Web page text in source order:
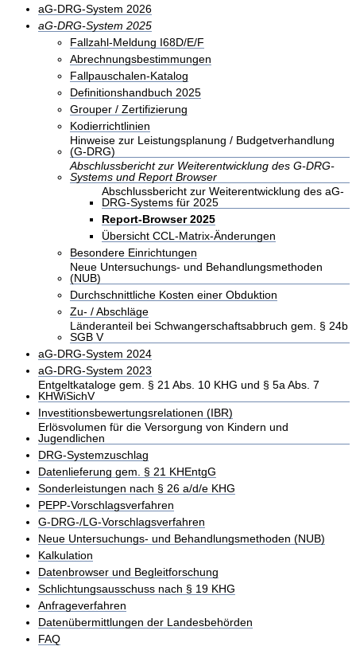
aG-DRG-System 2026
aG-DRG-System 2025
Fallzahl-Meldung I68D/E/F
Abrechnungsbestimmungen
Fallpauschalen-Katalog
Definitionshandbuch 2025
Grouper / Zertifizierung
Kodierrichtlinien
Hinweise zur Leistungsplanung / Budgetverhandlung
(G-DRG)
Abschlussbericht zur Weiterentwicklung des G-DRG-
Systems und Report Browser
Abschlussbericht zur Weiterentwicklung des aG-
DRG-Systems für 2025
Report-Browser 2025
Übersicht CCL-Matrix-Änderungen
Besondere Einrichtungen
Neue Untersuchungs- und Behandlungsmethoden
(NUB)
Durchschnittliche Kosten einer Obduktion
Zu- / Abschläge
Länderanteil bei Schwangerschaftsabbruch gem. § 24b
SGB V
aG-DRG-System 2024
aG-DRG-System 2023
Entgeltkataloge gem. § 21 Abs. 10 KHG und § 5a Abs. 7
KHWiSichV
Investitionsbewertungsrelationen (IBR)
Erlösvolumen für die Versorgung von Kindern und
Jugendlichen
DRG-Systemzuschlag
Datenlieferung gem. § 21 KHEntgG
Sonderleistungen nach § 26 a/d/e KHG
PEPP-Vorschlagsverfahren
G-DRG-/LG-Vorschlagsverfahren
Neue Untersuchungs- und Behandlungsmethoden (NUB)
Kalkulation
Datenbrowser und Begleitforschung
Schlichtungsausschuss nach § 19 KHG
Anfrageverfahren
Datenübermittlungen der Landesbehörden
FAQ